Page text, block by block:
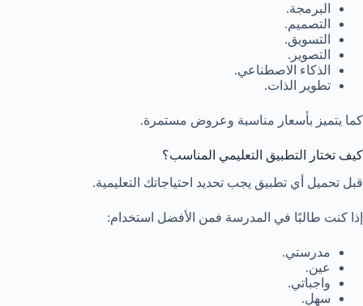
البرمجة.
التصميم.
التسويق.
التصوير.
الذكاء الاصطناعي.
تطوير الذات.
كما يتميز بأسعار مناسبة وعروض مستمرة.
كيف تختار التطبيق التعليمي المناسب؟
قبل تحميل أي تطبيق يجب تحديد احتياجاتك التعليمية.
إذا كنت طالبًا في المدرسة فمن الأفضل استخدام:
مدرستي.
عين.
واجباتي.
سهل.